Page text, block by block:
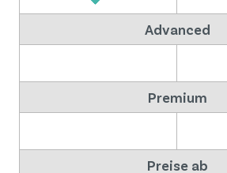
Advanced
Premium
Preise ab